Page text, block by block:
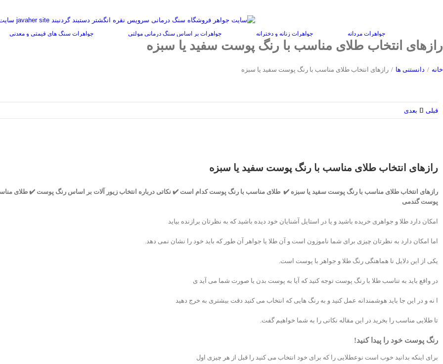
جواهرات مردانه جواهرات زنانه و دخترانه جواهرات بر اساس سنگ درمانی مولتی جواهرات سنگ های قیمتی و معدنی
رازهای انتخاب طلای مناسب با رنگ پوست سفید یا سبزه
خانه / دانستنی ها / رازهای انتخاب طلای مناسب با رنگ پوست سفید یا سبزه
قبلی بعدی
رازهای انتخاب طلای مناسب با رنگ پوست سفید یا سبزه
رازهای انتخاب طلای مناسب با رنگ پوست سفید یا سبزه ✔️ طلای مناسب با رنگ پوست کدام است ✔️ نکاتی درباره انتخاب زیور آلات بر اساس رنگ پوست ✔️
پوست گندمی
امکان دارد طلا و جواهری خریده باشید و یا در استایل آشنایان خود دیده باشید که به نظرتان برازنده بیاید
اما امکان دارد به نظرتان چیزی برای شما ناموزون است و آن طلا یا جواهر آن طور که باید خود را نشان نمی دهد.
یکی از این دلایل نا هماهنگی رنگ طلا و جواهر با پوست است.
در واقع باید به تناسب طلا با رنگ پوست توجه کنید که آیا به پوست بدن یا صورت شما می آید ی
ا نه و در این جا باید هوشمندانه عمل کنید و به رنگ هایی که انتخاب می کنید دقت بیشتری به خرج دهید
تا طلایی مناسب را بخرید در این مقاله نکاتی را به شما خواهیم گفت.
رنگ پوست خود را پیدا کنید!
برای اینکه بدانید خوب است نوعطلایی را که برای خود انتخاب می کنید را قبل از هر چیزی اول